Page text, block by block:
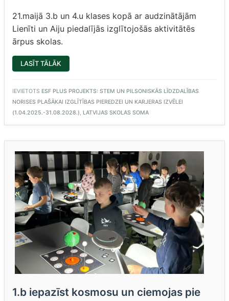
21.maijā 3.b un 4.u klases kopā ar audzinātājām
Lienīti un Aiju piedalījās izglītojošās aktivitātēs
ārpus skolas.
LASĪT TĀLĀK
UN
ĀRPUS
IEVIETOTS ESF PLUS PROJEKTS: STEM UN PILSONISKĀS LĪDZDALĪBAS
NORISES PLAŠĀKAI IZGLĪTĪBAS PIEREDZEI UN KARJERAS IZVĒLEI
(1.04.2025.-31.08.2028.), LATVIJAS SKOLAS SOMA
1.b iepazīst kosmosu un ciemojas pie